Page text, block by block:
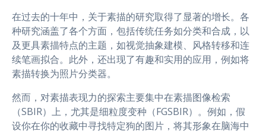
在过去的十年中，关于素描的研究取得了显著的增长。各
种研究涵盖了各个方面，包括传统任务如分类和合成，以
及更具素描特点的主题，如视觉抽象建模、风格转移和连
续笔画拟合。此外，还出现了有趣和实用的应用，例如将
素描转换为照片分类器。
然而，对素描表现力的探索主要集中在素描图像检索
（SBIR）上，尤其是细粒度变种（FGSBIR）。例如，假
设你在你的收藏中寻找特定狗的图片，将其形象在脑海中